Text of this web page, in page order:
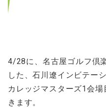
4/28に、名古屋ゴルフ倶
した、石川遼インビテー
カレッジマスターズ1会
きます。